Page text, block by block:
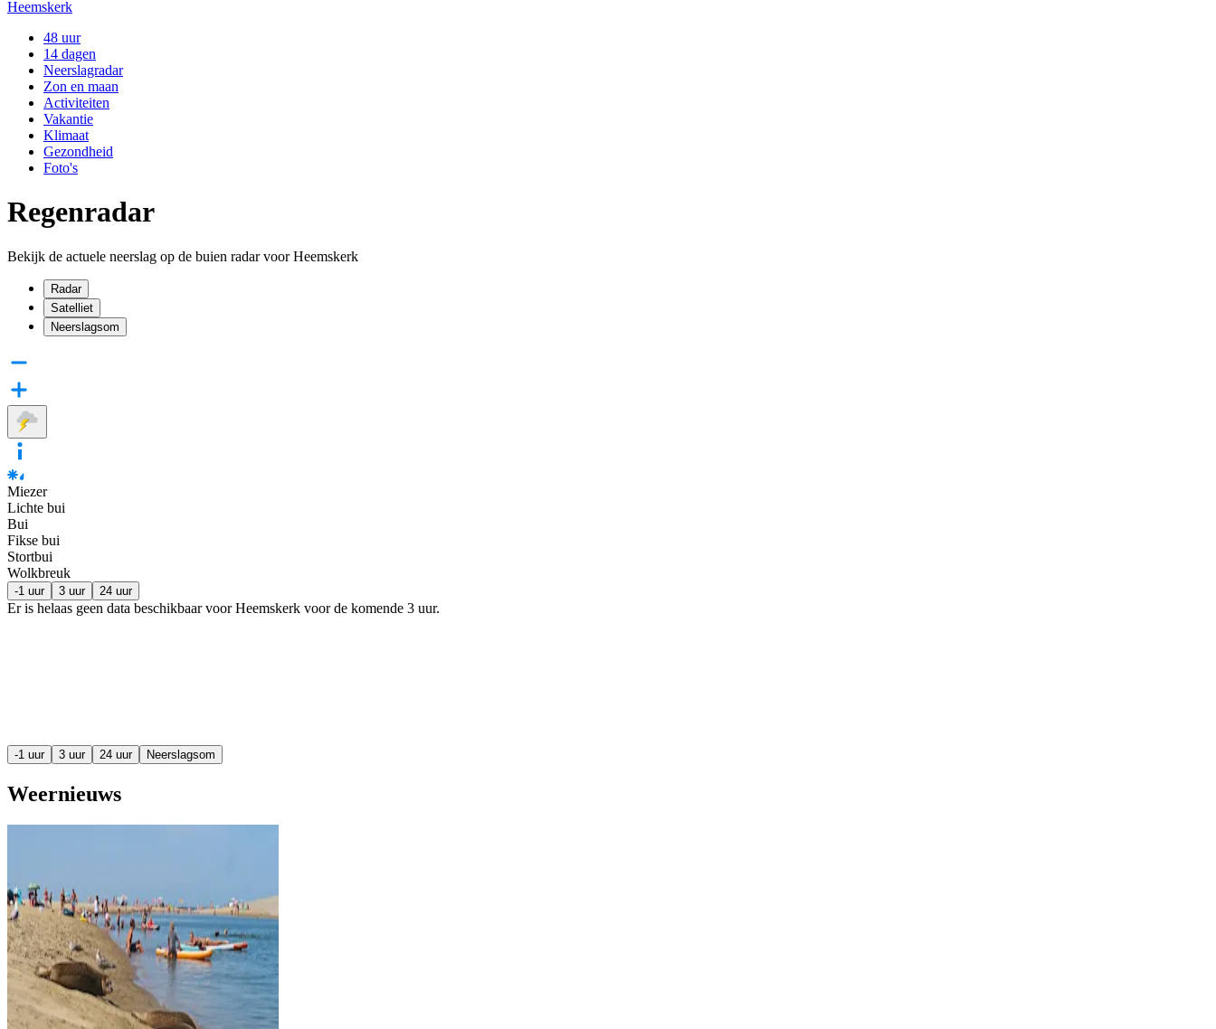
Heemskerk
48 uur
14 dagen
Neerslagradar
Zon en maan
Activiteiten
Vakantie
Klimaat
Gezondheid
Foto's
Regenradar
Bekijk de actuele neerslag op de buien radar voor Heemskerk
Radar
Satelliet
Neerslagsom
Miezer
Lichte bui
Bui
Fikse bui
Stortbui
Wolkbreuk
-1 uur 3 uur 24 uur
Er is helaas geen data beschikbaar voor Heemskerk voor de komende 3 uur.
-1 uur 3 uur 24 uur Neerslagsom
Weernieuws